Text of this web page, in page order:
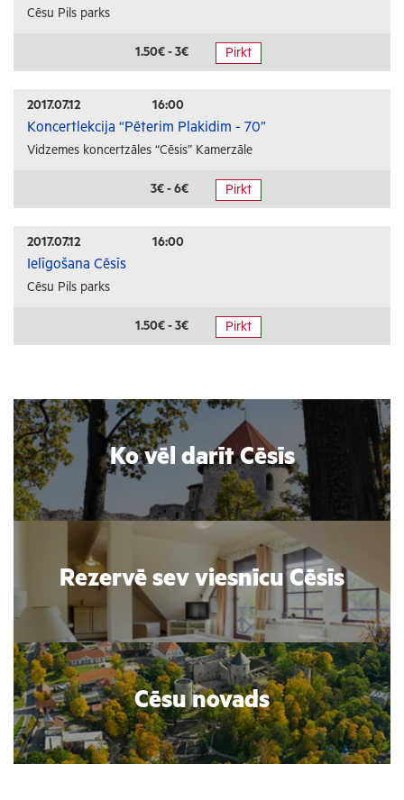
Cēsu Pils parks
1.50€ - 3€ Pirkt
2017.07.12 16:00
Koncertlekcija “Pēterim Plakidim - 70”
Vidzemes koncertzāles “Cēsis” Kamerzāle
3€ - 6€ Pirkt
2017.07.12 16:00
Ielīgošana Cēsīs
Cēsu Pils parks
1.50€ - 3€ Pirkt
Ko vēl darīt Cēsīs
Rezervē sev viesnīcu Cēsīs
Cēsu novads